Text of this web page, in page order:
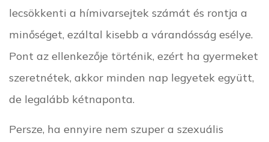
lecsökkenti a hímivarsejtek számát és rontja a
minőséget, ezáltal kisebb a várandósság esélye.
Pont az ellenkezője történik, ezért ha gyermeket
szeretnétek, akkor minden nap legyetek együtt,
de legalább kétnaponta.
Persze, ha ennyire nem szuper a szexuális